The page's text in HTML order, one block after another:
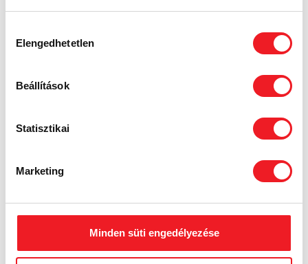
kiválasztása
Elengedhetetlen
Beállítások
Statisztikai
Marketing
Minden süti engedélyezése